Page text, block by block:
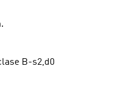
B-s2,d0